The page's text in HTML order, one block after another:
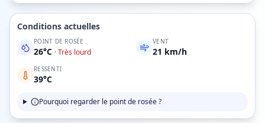
Conditions actuelles
POINT DE ROSÉE
26°C ·Très lourd
VENT
21 km/h
RESSENTI
39°C
Pourquoi regarder le point de rosée ?